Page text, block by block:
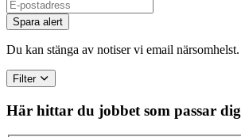
Spara alert
Du kan stänga av notiser vi email närsomhelst.
Filter
Här hittar du jobbet som passar dig